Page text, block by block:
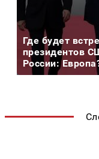
Где будет
президентов
России: